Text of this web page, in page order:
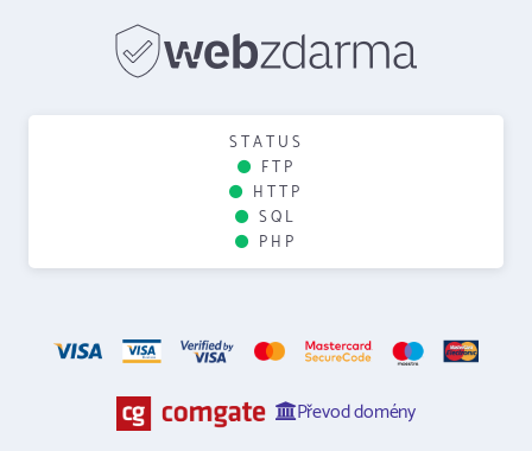
STATUS
FTP
HTTP
SQL
PHP
Převod domény